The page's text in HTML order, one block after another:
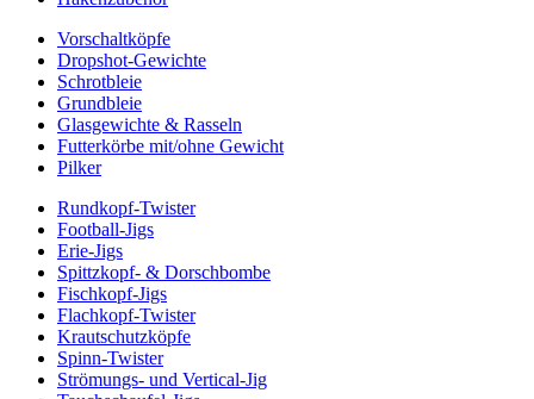
Vorschaltköpfe
Dropshot-Gewichte
Schrotbleie
Grundbleie
Glasgewichte & Rasseln
Futterkörbe mit/ohne Gewicht
Pilker
Rundkopf-Twister
Football-Jigs
Erie-Jigs
Spittzkopf- & Dorschbombe
Fischkopf-Jigs
Flachkopf-Twister
Krautschutzköpfe
Spinn-Twister
Strömungs- und Vertical-Jig